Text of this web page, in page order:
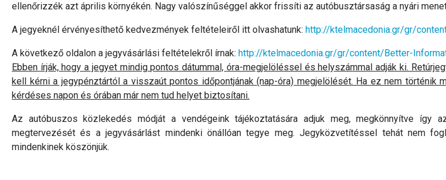
ellenőrizzék azt április környékén. Nagy valószínűséggel akkor frissíti az autóbusztársaság a nyári
A jegyeknél érvényesíthető kedvezmények feltételeiről itt olvashatunk: http://ktelmacedonia.gr/gr/
A következő oldalon a jegyvásárlási feltételekről írnak: http://ktelmacedonia.gr/gr/content/Better-
Ebben írják, hogy a jegyet mindig pontos dátummal, óra-megjelöléssel és helyszámmal adják ki.
kell kérni a jegypénztártól a visszaút pontos időpontjának (nap-óra) megjelölését. Ha ez nem történik
kérdéses napon és órában már nem tud helyet biztosítani.
Az autóbuszos közlekedés módját a vendégeink tájékoztatására adjuk meg, megkönnyítve így
megtervezését és a jegyvásárlást mindenki önállóan tegye meg. Jegyközvetítéssel tehát nem
mindenkinek köszönjük.